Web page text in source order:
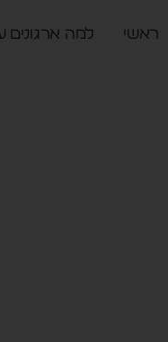
ראשי למה ארגונים